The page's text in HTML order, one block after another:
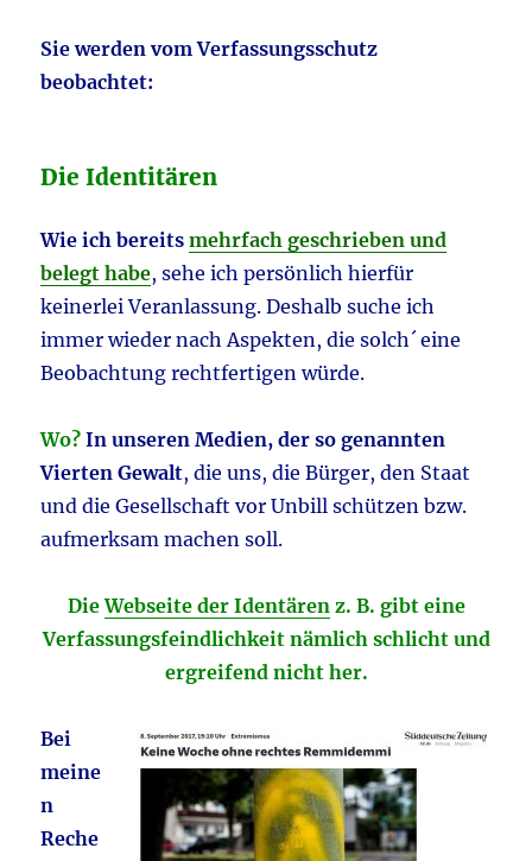
Sie werden vom Verfassungsschutz
beobachtet:
Die Identitären
Wie ich bereitsmehrfach geschrieben und
belegt habe, sehe ich persönlich hierfür
keinerlei Veranlassung. Deshalb suche ich
immer wieder nach Aspekten, die solch´ eine
Beobachtung rechtfertigen würde.
Wo?In unseren Medien, der so genannten
Vierten Gewalt, die uns, die Bürger, den Staat
und die Gesellschaft vor Unbill schützen bzw.
aufmerksam machen soll.
DieWebseite der Identärenz. B. gibt eine
Verfassungsfeindlichkeit nämlich schlicht und
ergreifend nicht her.
Bei
meine
n
Reche